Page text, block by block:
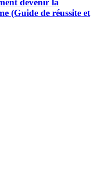
devenir la
(Guide de réussite et